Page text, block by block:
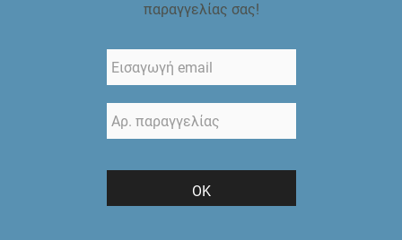
παραγγελίας σας!
ΟΚ